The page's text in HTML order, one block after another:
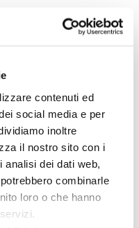
contenuti ed
social media e per
inoltre
il nostro sito con i
dei dati web,
combinarle
loro o che hanno
Family,